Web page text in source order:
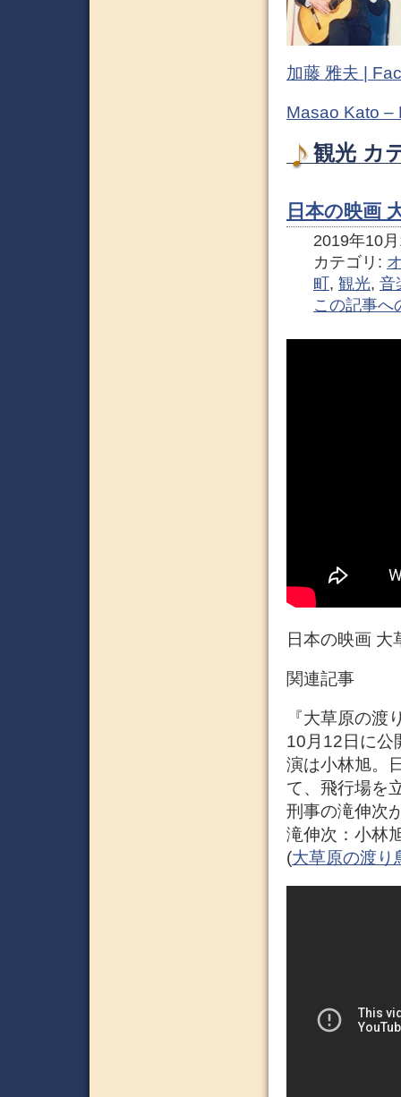
加藤 雅夫 |
Masao Kato –
観光 カ
日本の映画
2019年10
カテゴリ:
町, 観光, 音
この記事へ
日本の映画 大
関連記事
『大草原の
10月12日に公
演は小林旭。
て、飛行場を
刑事の滝伸次
滝伸次：小林
(大草原の渡り